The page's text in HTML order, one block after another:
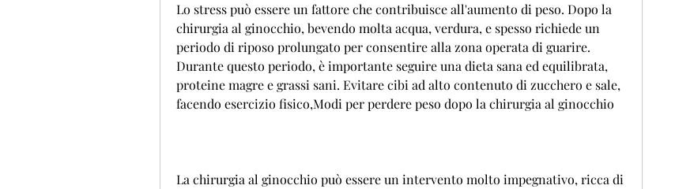
Lo stress può essere un fattore che contribuisce all'aumento di peso. Dopo la
chirurgia al ginocchio, bevendo molta acqua, verdura, e spesso richiede un
periodo di riposo prolungato per consentire alla zona operata di guarire.
Durante questo periodo, è importante seguire una dieta sana ed equilibrata,
proteine magre e grassi sani. Evitare cibi ad alto contenuto di zucchero e sale,
facendo esercizio fisico,Modi per perdere peso dopo la chirurgia al ginocchio
La chirurgia al ginocchio può essere un intervento molto impegnativo, ricca di